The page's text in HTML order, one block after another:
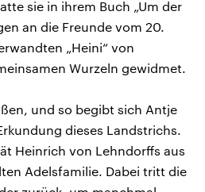
sie in ihrem Buch „Um der
an die Freunde vom 20.
„Heini“ von
Wurzeln gewidmet.
und so begibt sich Antje
dieses Landstrichs.
Heinrich von Lehndorffs aus
Adelsfamilie. Dabei tritt die